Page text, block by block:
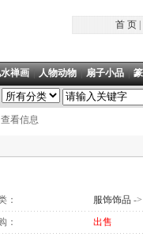
首 页|
禅画|人物动物|扇子小品|
看信息
： 服饰饰品 -
：
出售